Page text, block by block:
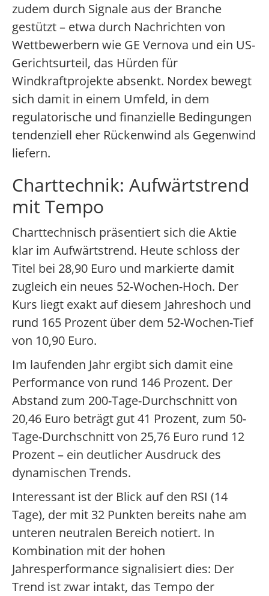
zudem durch Signale aus der Branche
gestützt – etwa durch Nachrichten von
Wettbewerbern wie GE Vernova und ein US-
Gerichtsurteil, das Hürden für
Windkraftprojekte absenkt. Nordex bewegt
sich damit in einem Umfeld, in dem
regulatorische und finanzielle Bedingungen
tendenziell eher Rückenwind als Gegenwind
liefern.
Charttechnik: Aufwärtstrend
mit Tempo
Charttechnisch präsentiert sich die Aktie
klar im Aufwärtstrend. Heute schloss der
Titel bei 28,90 Euro und markierte damit
zugleich ein neues 52-Wochen-Hoch. Der
Kurs liegt exakt auf diesem Jahreshoch und
rund 165 Prozent über dem 52-Wochen-Tief
von 10,90 Euro.
Im laufenden Jahr ergibt sich damit eine
Performance von rund 146 Prozent. Der
Abstand zum 200-Tage-Durchschnitt von
20,46 Euro beträgt gut 41 Prozent, zum 50-
Tage-Durchschnitt von 25,76 Euro rund 12
Prozent – ein deutlicher Ausdruck des
dynamischen Trends.
Interessant ist der Blick auf den RSI (14
Tage), der mit 32 Punkten bereits nahe am
unteren neutralen Bereich notiert. In
Kombination mit der hohen
Jahresperformance signalisiert dies: Der
Trend ist zwar intakt, das Tempo der